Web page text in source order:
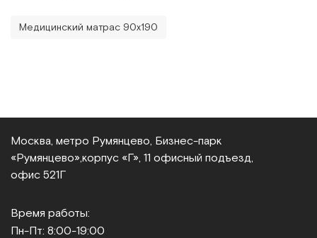
Медицинский матрас 90х190
Москва, метро Румянцево, Бизнес‑парк
«Румянцево», корпус «Г», 11 офисный подъезд,
офис 521Г
Время работы:
Пн-Пт: 8:00-19:00